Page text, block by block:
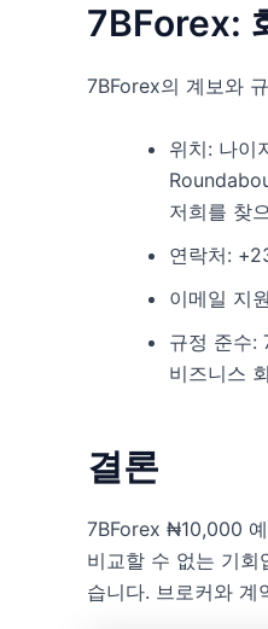
7BForex:
7BForex의 계보와
위치: 나이
저희를 찾
연락처:
이메일 지
규정 준수:
비즈니스
결론
7BForex ₦10,000
비교할 수 없는 기회
습니다. 브로커와 계